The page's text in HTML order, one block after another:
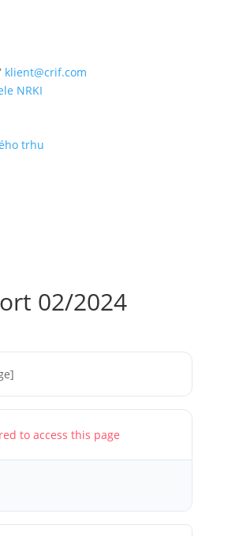
klient@crif.com
NRKI
trhu
02/2024
to access this page